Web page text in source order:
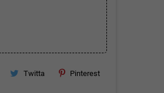
Twitta Pinterest